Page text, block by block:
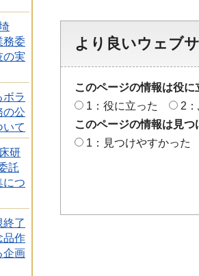
務委
の実
ボラ
の公
いて
研
託
につ
終了
品作
企画
より良いウェブ
このページの情報は役に
1：役に立った
2
このページの情報は見つ
1：見つけやすかった